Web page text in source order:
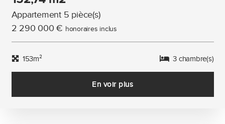
Appartement 5 pièce(s)
2 290 000 € honoraires inclus
153m² 3 chambre(s)
En voir plus